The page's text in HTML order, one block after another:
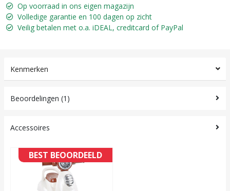
Op voorraad in ons eigen magazijn
Volledige garantie en 100 dagen op zicht
Veilig betalen met o.a. iDEAL, creditcard of PayPal
Kenmerken
Beoordelingen (1)
Accessoires
BEST BEOORDEELD